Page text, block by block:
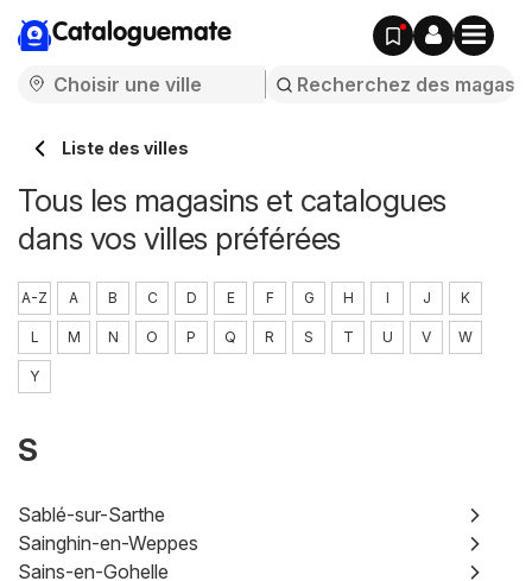
Cataloguemate
Liste des villes
Tous les magasins et catalogues
dans vos villes préférées
A-Z A B C D E F G H I J K
L M N O P Q R S T U V W
Y
S
Sablé-sur-Sarthe
Sainghin-en-Weppes
Sains-en-Gohelle